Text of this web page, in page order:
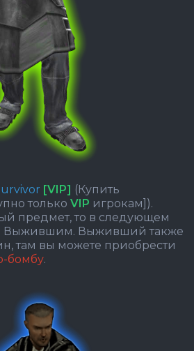
[VIP] (Купить
только VIP игрокам]).
предмет, то в следующем
Выжившим. Выживший также
там вы можете приобрести
-бомбу.